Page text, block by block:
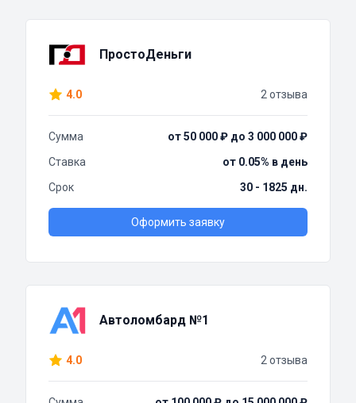
ПростоДеньги
4.0 2 отзыва
Сумма
от 50 000 ₽ до 3 000 000 ₽
Ставка
от 0.05% в день
Срок
30 - 1825 дн.
Оформить заявку
Автоломбард №1
4.0 2 отзыва